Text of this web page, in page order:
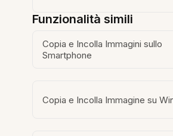
Funzionalità simili
Copia e Incolla Immagini sullo
Smartphone
Copia e Incolla Immagine su